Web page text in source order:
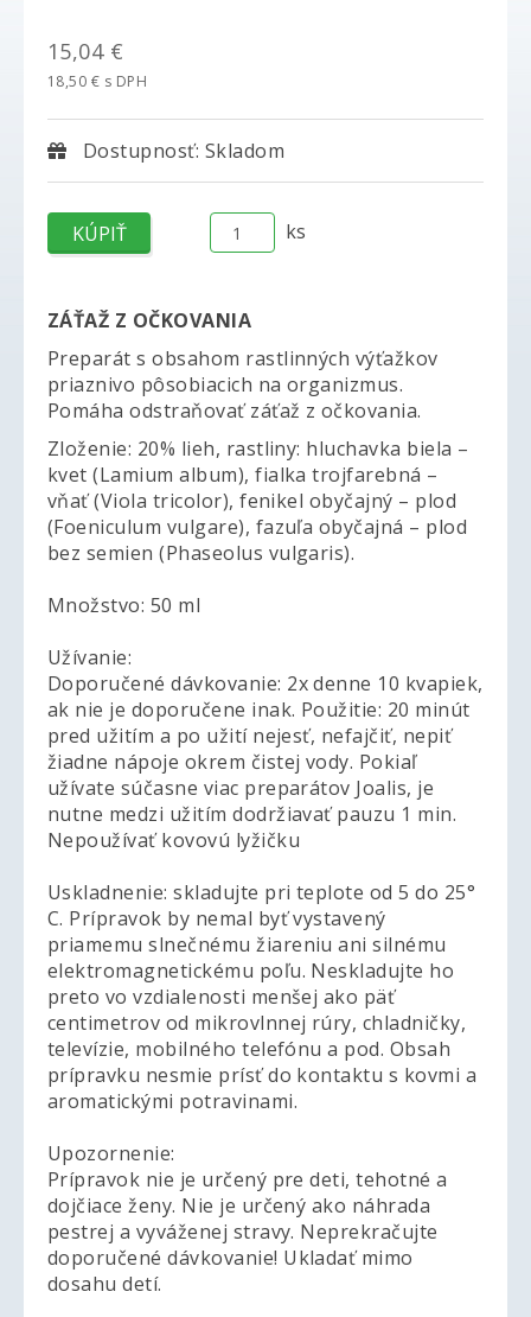
15,04 €
18,50 € s DPH
Dostupnosť: Skladom
ks
ZÁŤAŽ Z OČKOVANIA
Preparát s obsahom rastlinných výťažkov
priaznivo pôsobiacich na organizmus.
Pomáha odstraňovať záťaž z očkovania.
Zloženie: 20% lieh, rastliny: hluchavka biela –
kvet (Lamium album), fialka trojfarebná –
vňať (Viola tricolor), fenikel obyčajný – plod
(Foeniculum vulgare), fazuľa obyčajná – plod
bez semien (Phaseolus vulgaris).
Množstvo: 50 ml
Užívanie:
Doporučené dávkovanie: 2x denne 10 kvapiek,
ak nie je doporučene inak. Použitie: 20 minút
pred užitím a po užití nejesť, nefajčiť, nepiť
žiadne nápoje okrem čistej vody. Pokiaľ
užívate súčasne viac preparátov Joalis, je
nutne medzi užitím dodržiavať pauzu 1 min.
Nepoužívať kovovú lyžičku
Uskladnenie: skladujte pri teplote od 5 do 25°
C. Prípravok by nemal byť vystavený
priamemu slnečnému žiareniu ani silnému
elektromagnetickému poľu. Neskladujte ho
preto vo vzdialenosti menšej ako päť
centimetrov od mikrovlnnej rúry, chladničky,
televízie, mobilného telefónu a pod. Obsah
prípravku nesmie prísť do kontaktu s kovmi a
aromatickými potravinami.
Upozornenie:
Prípravok nie je určený pre deti, tehotné a
dojčiace ženy. Nie je určený ako náhrada
pestrej a vyváženej stravy. Neprekračujte
doporučené dávkovanie! Ukladať mimo
dosahu detí.